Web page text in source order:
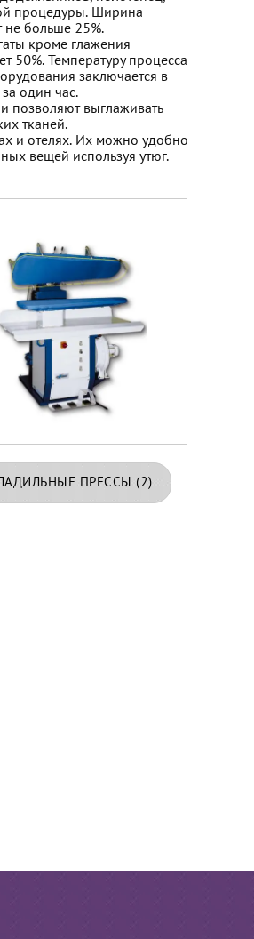
процедуры. Ширина
не больше 25%.
кроме глажения
50%. Температуру процесса
заключается в
один час.
позволяют выглаживать
тканей.
и отелях. Их можно удобно
вещей используя утюг.
ПРЕССЫ (2)